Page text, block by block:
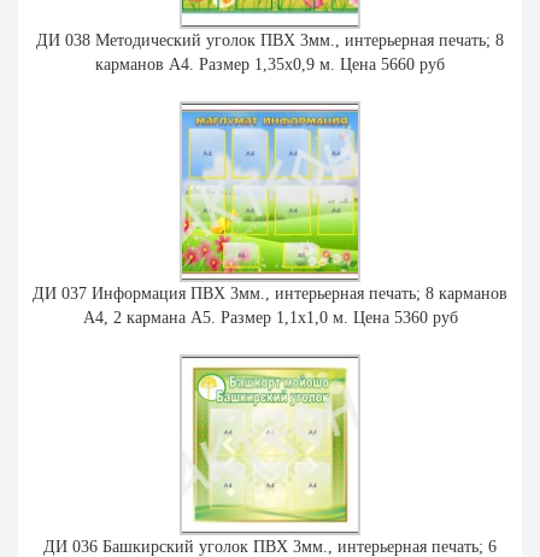
ДИ 038 Методический уголок ПВХ 3мм., интерьерная печать; 8
карманов А4. Размер 1,35х0,9 м. Цена 5660 руб
ДИ 037 Информация ПВХ 3мм., интерьерная печать; 8 карманов
А4, 2 кармана А5. Размер 1,1х1,0 м. Цена 5360 руб
ДИ 036 Башкирский уголок ПВХ 3мм., интерьерная печать; 6